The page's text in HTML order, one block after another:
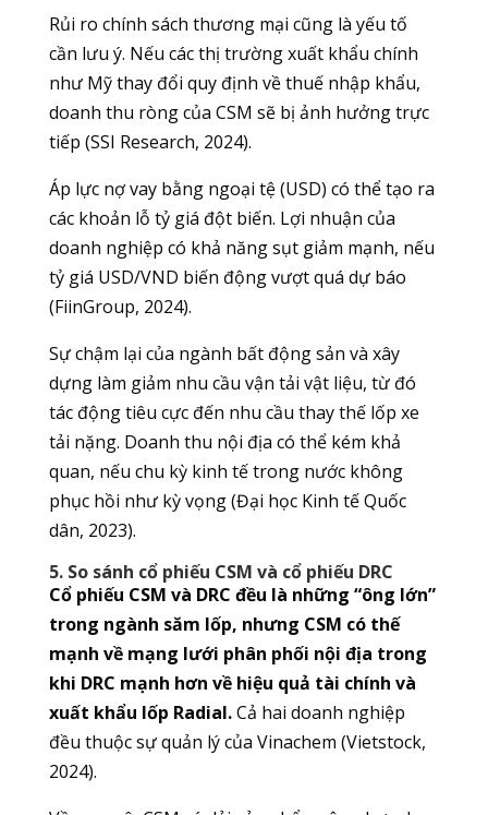
Rủi ro chính sách thương mại cũng là yếu tố
cần lưu ý. Nếu các thị trường xuất khẩu chính
như Mỹ thay đổi quy định về thuế nhập khẩu,
doanh thu ròng của CSM sẽ bị ảnh hưởng trực
tiếp (SSI Research, 2024).
Áp lực nợ vay bằng ngoại tệ (USD) có thể tạo ra
các khoản lỗ tỷ giá đột biến. Lợi nhuận của
doanh nghiệp có khả năng sụt giảm mạnh, nếu
tỷ giá USD/VND biến động vượt quá dự báo
(FiinGroup, 2024).
Sự chậm lại của ngành bất động sản và xây
dựng làm giảm nhu cầu vận tải vật liệu, từ đó
tác động tiêu cực đến nhu cầu thay thế lốp xe
tải nặng. Doanh thu nội địa có thể kém khả
quan, nếu chu kỳ kinh tế trong nước không
phục hồi như kỳ vọng (Đại học Kinh tế Quốc
dân, 2023).
5. So sánh cổ phiếu CSM và cổ phiếu DRC
Cổ phiếu CSM và DRC đều là những “ông lớn”
trong ngành săm lốp, nhưng CSM có thế
mạnh về mạng lưới phân phối nội địa trong
khi DRC mạnh hơn về hiệu quả tài chính và
xuất khẩu lốp Radial.Cả hai doanh nghiệp
đều thuộc sự quản lý của Vinachem (Vietstock,
2024).